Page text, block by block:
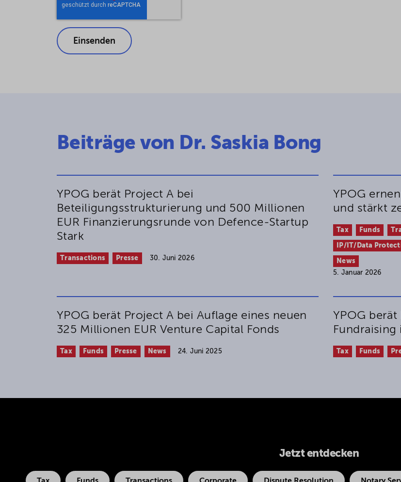
Beiträge von Dr. Saskia Bong
YPOG berät Project A bei
Beteiligungsstrukturierung und 500 Millionen
EUR Finanzierungsrunde von Defence-Startup
Stark
Transactions Presse 30. Juni 2026
YPOG
und stärkt
Tax Funds
IP/IT/Data
News
5. Januar 2026
YPOG berät Project A bei Auflage eines neuen
325 Millionen EUR Venture Capital Fonds
Tax Funds Presse News 24. Juni 2025
YPOG
Fundraising
Tax Funds
Jetzt entdecken